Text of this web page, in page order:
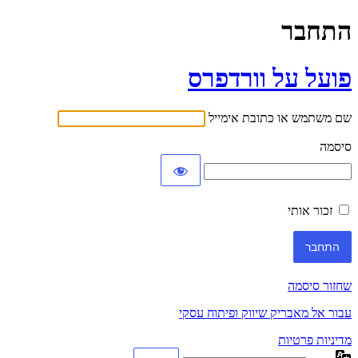
התחבר
פועל על וורדפרס
שם משתמש או כתובת אימייל
סיסמה
זכור אותי
שחזור סיסמה
עבור אל מאבריק שיווק ופיתוח עסקי
מדיניות פרטיות